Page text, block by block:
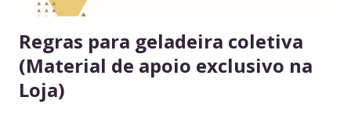
Regras para geladeira coletiva
(Material de apoio exclusivo na
Loja)